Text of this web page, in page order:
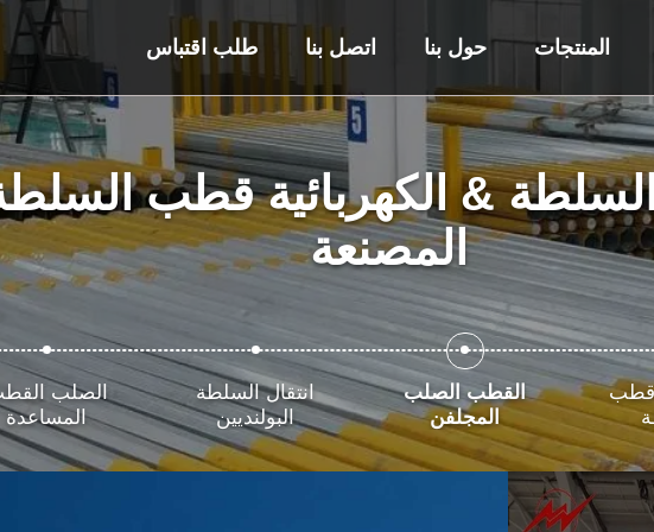
المنتجات حول بنا اتصل بنا طلب اقتباس
& الكهربائية قطب
المصنعة
قطب
القطب الصلب
المجلفن
انتقال السلطة
البولنديين
الصلب
المساعدة